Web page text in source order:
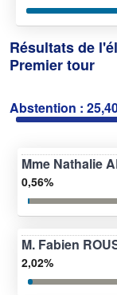
Résultats de
Premier tour
Abstention :
Mme Nathalie
0,56%
M. Fabien
2,02%